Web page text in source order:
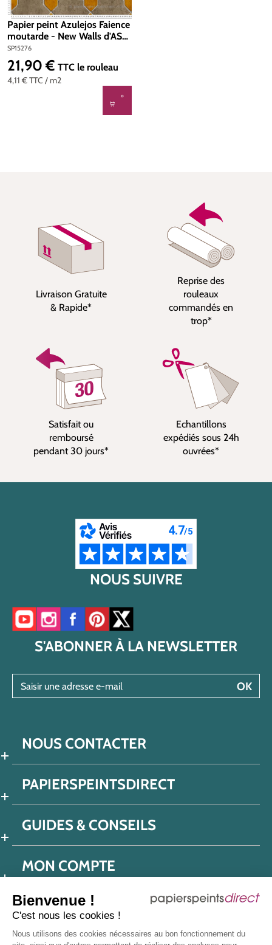
Bienvenue !
C'est nous les cookies !
Nous utilisons des cookies nécessaires au bon fonctionnement du
Papier peint Azulejos Faience
moutarde - New Walls d'AS
Création | Réf. SP15276
SP15276
4,11 €TTC / m2
Prix régulier :
21,90 € TTC le rouleau
Livraison Gratuite
& Rapide*
Reprise des
rouleaux
commandés en
trop*
Satisfait ou
remboursé
pendant 30 jours*
Echantillons
expédiés sous 24h
ouvrées*
NOUS SUIVRE
Accéder à notre chaîne YouTube
Accéder à notre compte Instagram
Accéder à notre page Facebook
Accéder à notre compte Pinterest
Accéder à notre compte Twitter/X
S'ABONNER À LA NEWSLETTER
OK
NOUS CONTACTER
PAPIERSPEINTSDIRECT
GUIDES & CONSEILS
MON COMPTE